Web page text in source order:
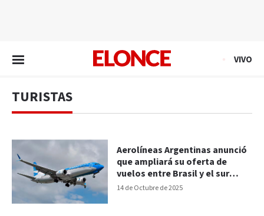
VIVO
TURISTAS
14 de Octubre de 2025
Aerolíneas Argentinas anunció
que ampliará su oferta de
vuelos entre Brasil y el sur
argentino